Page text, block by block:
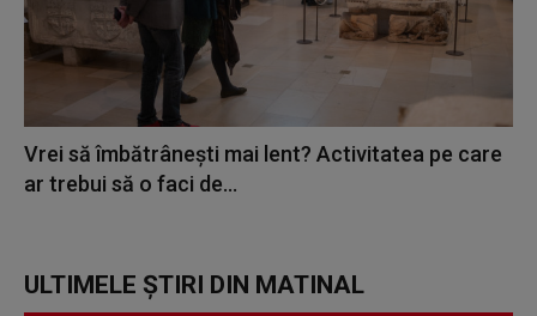
Vrei să îmbătrânești mai lent? Activitatea pe care
ar trebui să o faci de...
ULTIMELE ȘTIRI DIN MATINAL